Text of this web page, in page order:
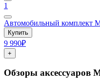
1
Автомобильный комплект
Купить
9 990₽
+
Обзоры аксессуаров